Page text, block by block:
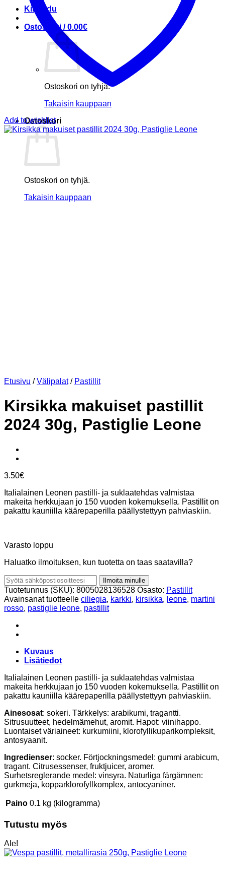
Kirjaudu
Ostoskori /0.00€
Ostoskori on tyhjä.
Takaisin kauppaan
Ostoskori
Ostoskori on tyhjä.
Takaisin kauppaan
Add to wishlist
Etusivu / Välipalat / Pastillit
Kirsikka makuiset pastillit
2024 30g, Pastiglie Leone
3.50€
Italialainen Leonen pastilli- ja suklaatehdas valmistaa
makeita herkkujaan jo 150 vuoden kokemuksella. Pastillit on
pakattu kauniilla käärepaperilla päällystettyyn pahviaskiin.
Varasto loppu
Haluatko ilmoituksen, kun tuotetta on taas saatavilla?
Ilmoita minulle
Tuotetunnus (SKU): 8005028136528 Osasto: Pastillit
Avainsanat tuotteelle ciliegia, karkki, kirsikka, leone, martini
rosso, pastiglie leone, pastillit
Kuvaus
Lisätiedot
Italialainen Leonen pastilli- ja suklaatehdas valmistaa
makeita herkkujaan jo 150 vuoden kokemuksella. Pastillit on
pakattu kauniilla käärepaperilla päällystettyyn pahviaskiin.
Ainesosat: sokeri. Tärkkelys: arabikumi, tragantti.
Sitrusuutteet, hedelmämehut, aromit. Hapot: viinihappo.
Luontaiset väriaineet: kurkumiini, klorofyllikuparikompleksit,
antosyaanit.
Ingredienser: socker. Förtjockningsmedel: gummi arabicum,
tragant. Citrusessenser, fruktjuicer, aromer.
Surhetsreglerande medel: vinsyra. Naturliga färgämnen:
gurkmeja, kopparklorofyllkomplex, antocyaniner.
Paino 0.1 kg (kilogramma)
Tutustu myös
Ale!